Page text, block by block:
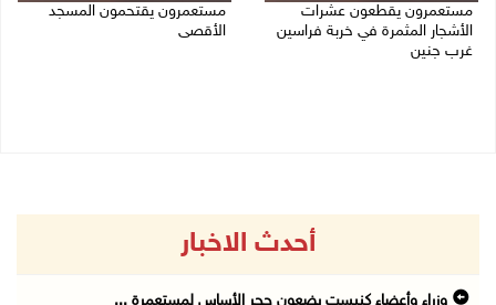
مستعمرون يقطعون عشرات
الأشجار المثمرة في خربة فراسين
غرب جنين
مستعمرون يقتحمون المسجد
الأقصى
أحدث الاخبار
وزراء وأعضاء كنيست يضعون حجر الأساس لمستعمرة ...